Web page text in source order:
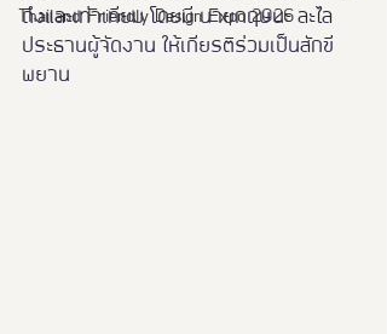
Thailand Friendly Design Expo 2026
ถึงและเท่าเทียม โดยมี นายกฤษนะ ละไล
ประธานผู้จัดงาน ให้เกียรติร่วมเป็นสักขี
พยาน